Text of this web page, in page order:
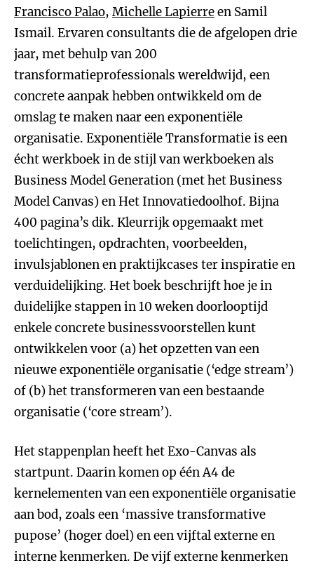
Francisco Palao, Michelle Lapierreen Samil
Ismail. Ervaren consultants die de afgelopen drie
jaar, met behulp van 200
transformatieprofessionals wereldwijd, een
concrete aanpak hebben ontwikkeld om de
omslag te maken naar een exponentiële
organisatie. Exponentiële Transformatie is een
écht werkboek in de stijl van werkboeken als
Business Model Generation (met het Business
Model Canvas) en Het Innovatiedoolhof. Bijna
400 pagina’s dik. Kleurrijk opgemaakt met
toelichtingen, opdrachten, voorbeelden,
invulsjablonen en praktijkcases ter inspiratie en
verduidelijking. Het boek beschrijft hoe je in
duidelijke stappen in 10 weken doorlooptijd
enkele concrete businessvoorstellen kunt
ontwikkelen voor (a) het opzetten van een
nieuwe exponentiële organisatie (‘edge stream’)
of (b) het transformeren van een bestaande
organisatie (‘core stream’).
Het stappenplan heeft het Exo-Canvas als
startpunt. Daarin komen op één A4 de
kernelementen van een exponentiële organisatie
aan bod, zoals een ‘massive transformative
pupose’ (hoger doel) en een vijftal externe en
interne kenmerken. De vijf externe kenmerken